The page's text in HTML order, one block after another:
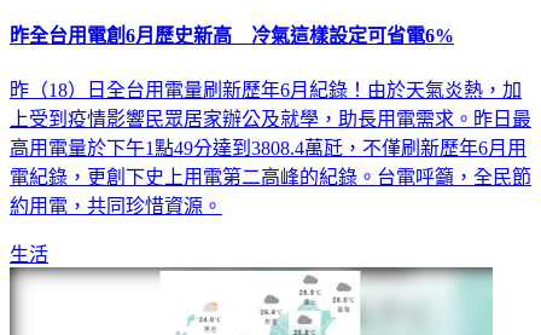
昨全台用電創6月歷史新高 冷氣這樣設定可省電6%
昨（18）日全台用電量刷新歷年6月紀錄！由於天氣炎熱，加
上受到疫情影響民眾居家辦公及就學，助長用電需求。昨日最
高用電量於下午1點49分達到3808.4萬瓩，不僅刷新歷年6月用
電紀錄，更創下史上用電第二高峰的紀錄。台電呼籲，全民節
約用電，共同珍惜資源。
生活